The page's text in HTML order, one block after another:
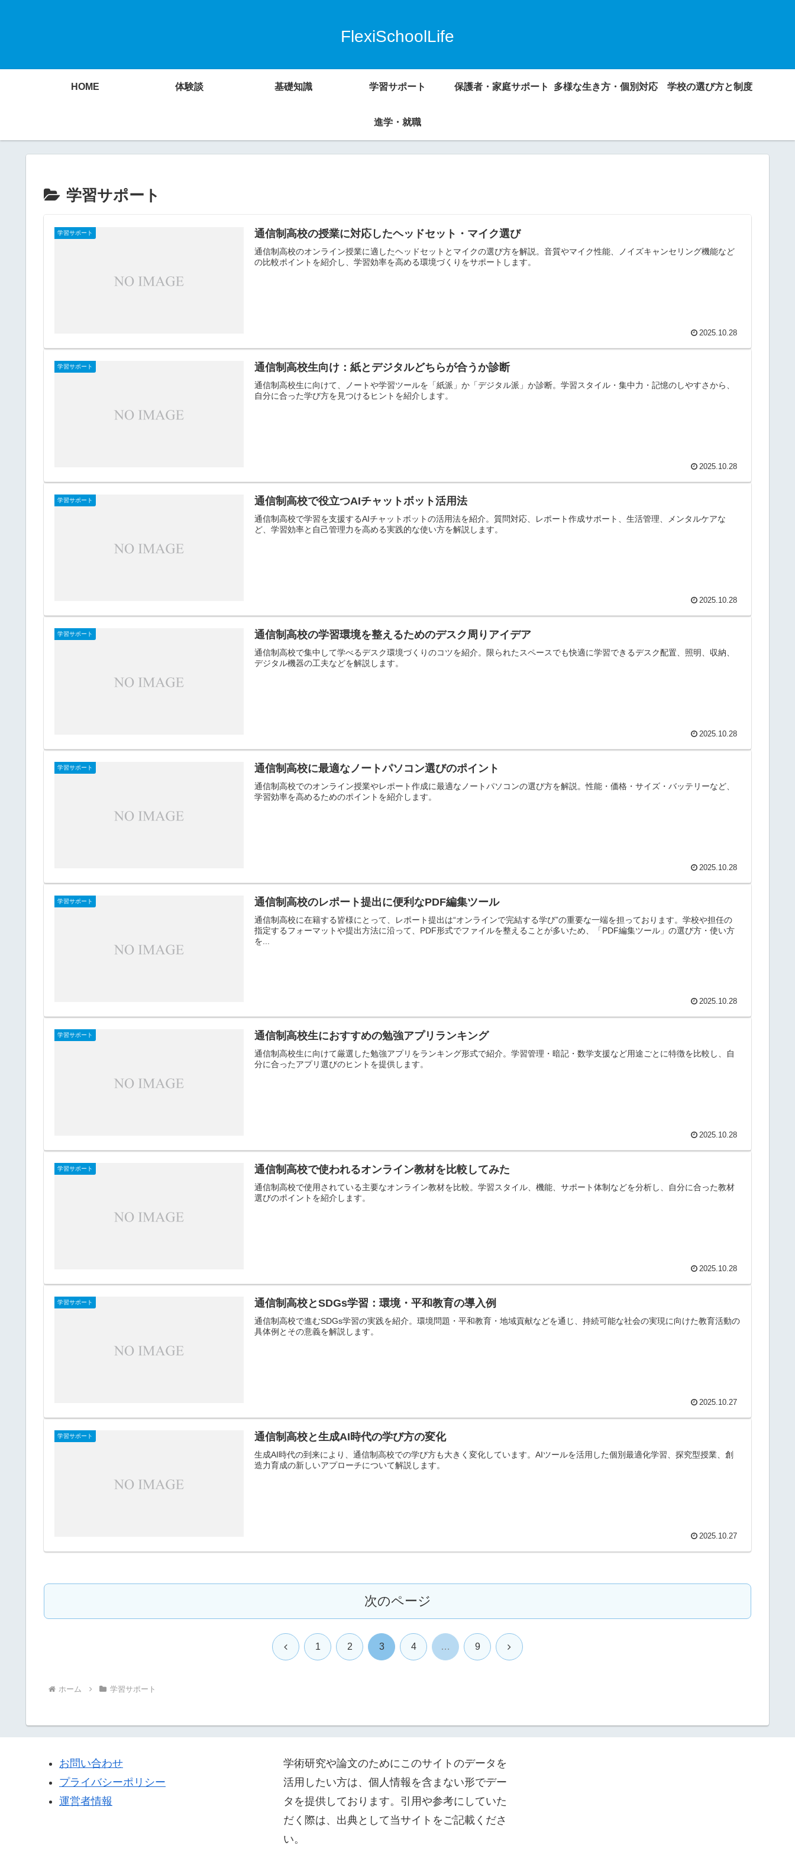
FlexiSchoolLife
HOME 体験談 基礎知識 学習サポート 保護者・家庭サポート 多様な生き方・個別対応 学校の選び方と制度
進学・就職
学習サポート
学習サポート 通信制高校の授業に対応したヘッドセット・マイク選び
通信制高校のオンライン授業に適したヘッドセットとマイクの選び方を解説。音質やマイク性能、ノイズキャンセリング機能など
の比較ポイントを紹介し、学習効率を高める環境づくりをサポートします。
2025.10.28
学習サポート 通信制高校生向け：紙とデジタルどちらが合うか診断
通信制高校生に向けて、ノートや学習ツールを「紙派」か「デジタル派」か診断。学習スタイル・集中力・記憶のしやすさから、
自分に合った学び方を見つけるヒントを紹介します。
2025.10.28
学習サポート 通信制高校で役立つAIチャットボット活用法
通信制高校で学習を支援するAIチャットボットの活用法を紹介。質問対応、レポート作成サポート、生活管理、メンタルケアな
ど、学習効率と自己管理力を高める実践的な使い方を解説します。
2025.10.28
学習サポート 通信制高校の学習環境を整えるためのデスク周りアイデア
通信制高校で集中して学べるデスク環境づくりのコツを紹介。限られたスペースでも快適に学習できるデスク配置、照明、収納、
デジタル機器の工夫などを解説します。
2025.10.28
学習サポート 通信制高校に最適なノートパソコン選びのポイント
通信制高校でのオンライン授業やレポート作成に最適なノートパソコンの選び方を解説。性能・価格・サイズ・バッテリーなど、
学習効率を高めるためのポイントを紹介します。
2025.10.28
学習サポート 通信制高校のレポート提出に便利なPDF編集ツール
通信制高校に在籍する皆様にとって、レポート提出は“オンラインで完結する学び”の重要な一端を担っております。学校や担任の
指定するフォーマットや提出方法に沿って、PDF形式でファイルを整えることが多いため、「PDF編集ツール」の選び方・使い方
を...
2025.10.28
学習サポート 通信制高校生におすすめの勉強アプリランキング
通信制高校生に向けて厳選した勉強アプリをランキング形式で紹介。学習管理・暗記・数学支援など用途ごとに特徴を比較し、自
分に合ったアプリ選びのヒントを提供します。
2025.10.28
学習サポート 通信制高校で使われるオンライン教材を比較してみた
通信制高校で使用されている主要なオンライン教材を比較。学習スタイル、機能、サポート体制などを分析し、自分に合った教材
選びのポイントを紹介します。
2025.10.28
学習サポート 通信制高校とSDGs学習：環境・平和教育の導入例
通信制高校で進むSDGs学習の実践を紹介。環境問題・平和教育・地域貢献などを通じ、持続可能な社会の実現に向けた教育活動の
具体例とその意義を解説します。
2025.10.27
学習サポート 通信制高校と生成AI時代の学び方の変化
生成AI時代の到来により、通信制高校での学び方も大きく変化しています。AIツールを活用した個別最適化学習、探究型授業、創
造力育成の新しいアプローチについて解説します。
2025.10.27
次のページ
前 1 2 3 4 … 9 次
ホーム 学習サポート
お問い合わせ
プライバシーポリシー
運営者情報
学術研究や論文のためにこのサイトのデータを
活用したい方は、個人情報を含まない形でデー
タを提供しております。引用や参考にしていた
だく際は、出典として当サイトをご記載くださ
い。